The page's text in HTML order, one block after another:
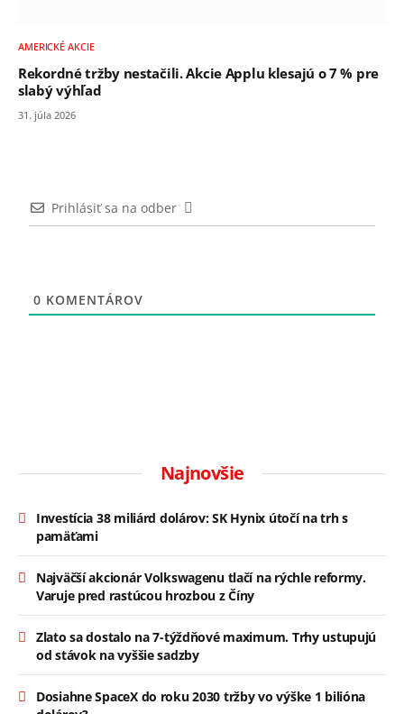
AMERICKÉ AKCIE
Rekordné tržby nestačili. Akcie Applu klesajú o 7 % pre
slabý výhľad
31. júla 2026
Prihlásiť sa na odber
0 KOMENTÁROV
Najnovšie
Investícia 38 miliárd dolárov: SK Hynix útočí na trh s
pamäťami
Najväčší akcionár Volkswagenu tlačí na rýchle reformy.
Varuje pred rastúcou hrozbou z Číny
Zlato sa dostalo na 7-týždňové maximum. Trhy ustupujú
od stávok na vyššie sadzby
Dosiahne SpaceX do roku 2030 tržby vo výške 1 bilióna